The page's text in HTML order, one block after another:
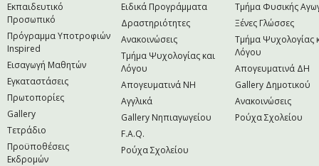
Εκπαιδευτικό
Προσωπικό
Πρόγραμμα Υποτροφιών
Inspired
Εισαγωγή Μαθητών
Εγκαταστάσεις
Πρωτοπορίες
Gallery
Τετράδιο
Προϋποθέσεις
Εκδρομών
Ειδικά Προγράμματα
Δραστηριότητες
Ανακοινώσεις
Τμήμα Ψυχολογίας και
Λόγου
Απογευματινά NH
Αγγλικά
Gallery Νηπιαγωγείου
F.A.Q.
Ρούχα Σχολείου
Τμήμα Φυσικής
Ξένες Γλώσσες
Τμήμα Ψυχολογίας
Λόγου
Απογευματινά ΔΗ
Gallery Δημοτικού
Ανακοινώσεις
Ρούχα Σχολείου